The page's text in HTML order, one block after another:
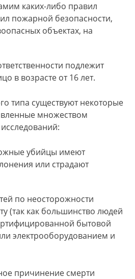
каких-либо правил
пожарной безопасности,
объектах, на
подлежит
в возрасте от 16 лет.
типа существуют некоторые
множеством
убийцы имеют
или страдают
по неосторожности
(так как большинство людей
бытовой
электрооборудованием и
причинение смерти